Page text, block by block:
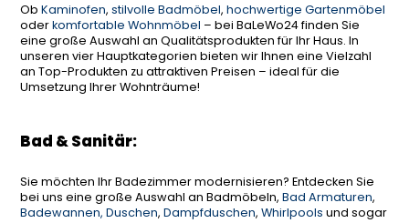
ObKaminofen,stilvolle Badmöbel,hochwertige Gartenmöbel
oderkomfortable Wohnmöbel – bei BaLeWo24 finden Sie
eine große Auswahl an Qualitätsprodukten für Ihr Haus. In
unseren vier Hauptkategorien bieten wir Ihnen eine Vielzahl
an Top-Produkten zu attraktiven Preisen – ideal für die
Umsetzung Ihrer Wohnträume!
Bad & Sanitär:
Sie möchten Ihr Badezimmer modernisieren? Entdecken Sie
bei uns eine große Auswahl an Badmöbeln,Bad Armaturen,
Badewannen, Duschen,Dampfduschen,Whirlpools und sogar